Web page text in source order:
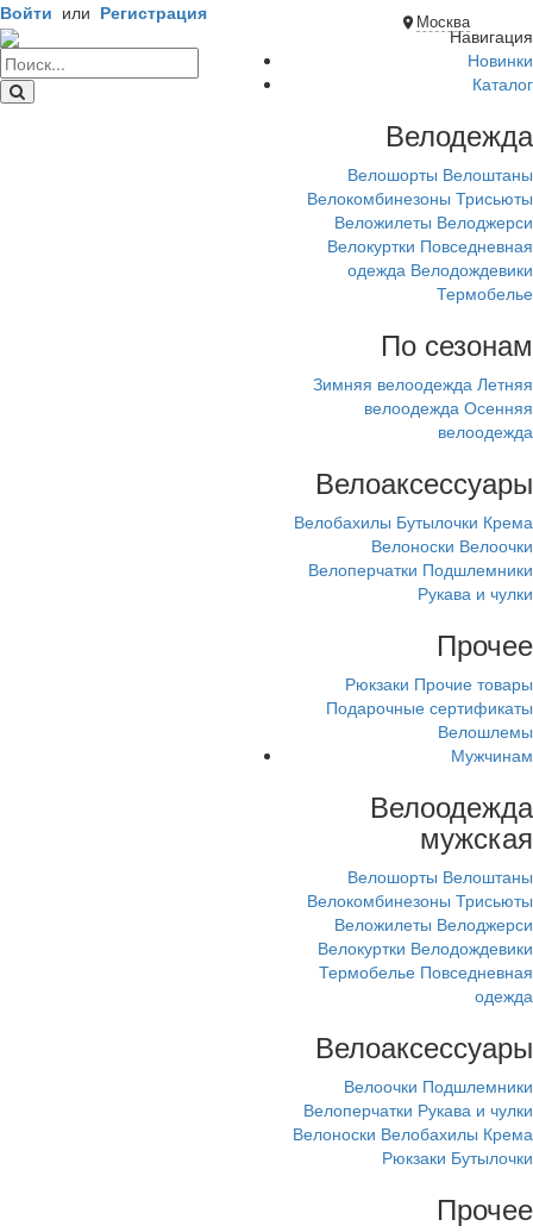
Москва
Войти или Регистрация
Навигация
Новинки
Каталог
Велодежда
Велошорты Велоштаны
Велокомбинезоны Трисьюты
Веложилеты Велоджерси
Велокуртки Повседневная
одежда Велодождевики
Термобелье
По сезонам
Зимняя велоодежда Летняя
велоодежда Осенняя
велоодежда
Велоаксессуары
Велобахилы Бутылочки Крема
Велоноски Велоочки
Велоперчатки Подшлемники
Рукава и чулки
Прочее
Рюкзаки Прочие товары
Подарочные сертификаты
Велошлемы
Мужчинам
Велоодежда
мужская
Велошорты Велоштаны
Велокомбинезоны Трисьюты
Веложилеты Велоджерси
Велокуртки Велодождевики
Термобелье Повседневная
одежда
Велоаксессуары
Велоочки Подшлемники
Велоперчатки Рукава и чулки
Велоноски Велобахилы Крема
Рюкзаки Бутылочки
Прочее